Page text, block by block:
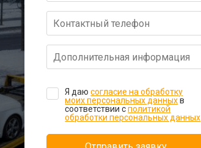
Я даюсогласие на обработку
моих персональных данныхв
соответствии сполитикой
обработки персональных данных